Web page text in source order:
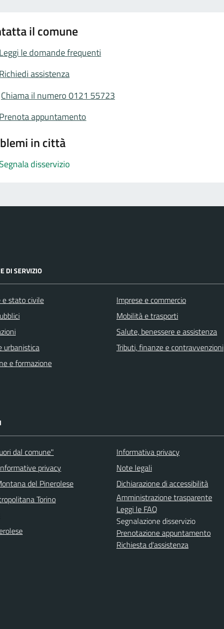
il comune
Leggi le domande frequenti
Richiedi assistenza
Chiama il numero 0121 55723
Prenota appuntamento
in città
Segnala disservizio
DI SERVIZIO
e stato civile
urbanistica
e formazione
Imprese e commercio
Mobilità e trasporti
Salute, benessere e assistenza
Tributi, finanze e contravvenzioni
dal comune"
privacy
del Pinerolese
Torino
Informativa privacy
Note legali
Dichiarazione di accessibilità
Amministrazione trasparente
Leggi le FAQ
Segnalazione disservizio
Prenotazione appuntamento
Richiesta d'assistenza